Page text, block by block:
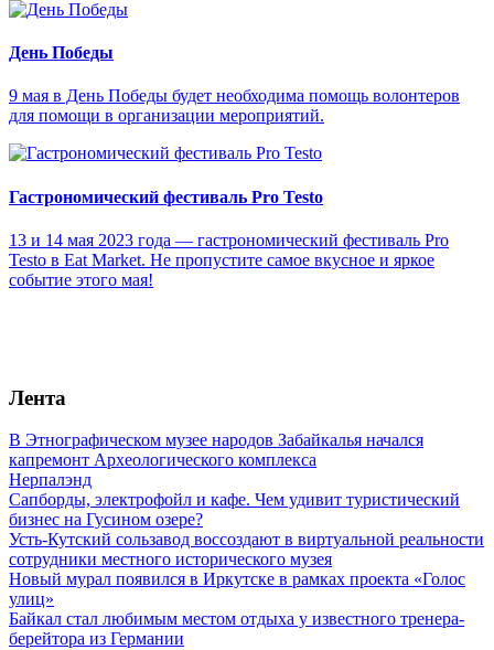
День Победы
9 мая в День Победы будет необходима помощь волонтеров
для помощи в организации мероприятий.
Гастрономический фестиваль Pro Testo
13 и 14 мая 2023 года — гастрономический фестиваль Pro
Testo в Eat Market. Не пропустите самое вкусное и яркое
событие этого мая!
Лента
В Этнографическом музее народов Забайкалья начался
капремонт Археологического комплекса
Нерпалэнд
Сапборды, электрофойл и кафе. Чем удивит туристический
бизнес на Гусином озере?
Усть-Кутский сользавод воссоздают в виртуальной реальности
сотрудники местного исторического музея
Новый мурал появился в Иркутске в рамках проекта «Голос
улиц»
Байкал стал любимым местом отдыха у известного тренера-
берейтора из Германии